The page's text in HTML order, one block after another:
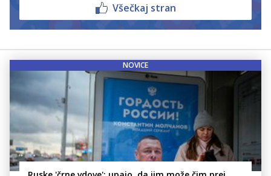
Všečkaj stran
NOVICE